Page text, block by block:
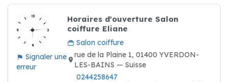
Signaler une
erreur
Horaires d'ouverture Salon
coiffure Eliane
Salon coiffure
rue de la Plaine 1, 01400 YVERDON-
LES-BAINS — Suisse
0244258647